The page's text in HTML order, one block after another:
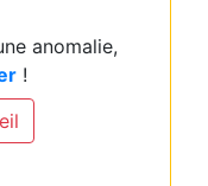
anomalie,
!